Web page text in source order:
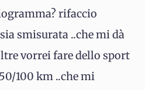
rifaccio
smisurata ..che mi dà
vorrei fare dello sport
100 km ..che mi